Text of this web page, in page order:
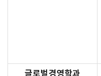
글로벌경영학과